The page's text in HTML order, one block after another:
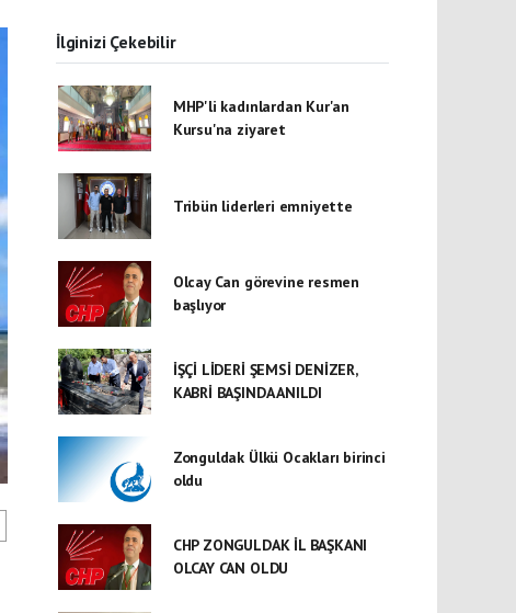
İlginizi Çekebilir
MHP'li kadınlardan Kur'an
Kursu'na ziyaret
Tribün liderleri emniyette
Olcay Can görevine resmen
başlıyor
İŞÇİ LİDERİ ŞEMSİ DENİZER,
KABRİ BAŞINDA ANILDI
Zonguldak Ülkü Ocakları birinci
oldu
CHP ZONGULDAK İL BAŞKANI
OLCAY CAN OLDU